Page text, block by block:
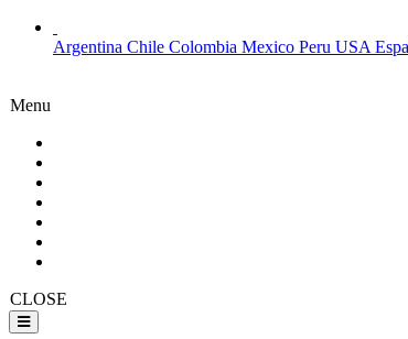
Argentina Chile Colombia Mexico Peru USA
Menu
CLOSE